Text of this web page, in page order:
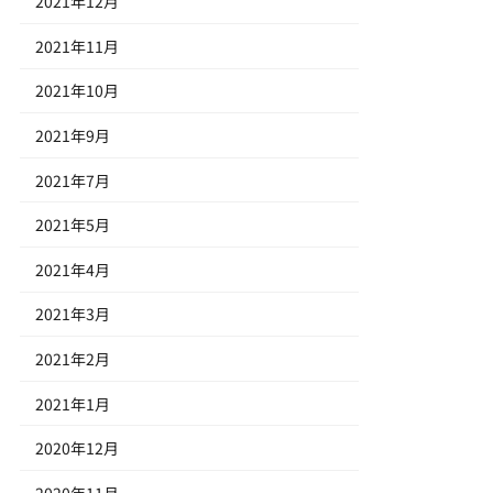
2021年11月
2021年10月
2021年9月
2021年7月
2021年5月
2021年4月
2021年3月
2021年2月
2021年1月
2020年12月